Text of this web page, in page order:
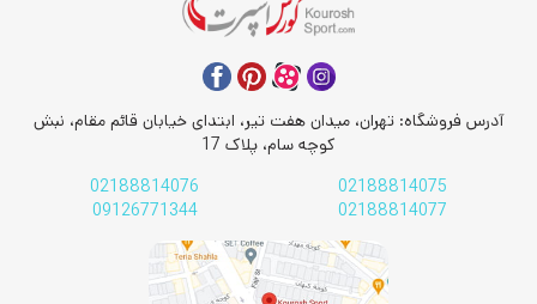
آدرس فروشگاه: تهران، میدان هفت تیر، ابتدای خیابان قائم مقام، نبش
کوچه سام، پلاک 17
02188814075
02188814076
02188814077
09126771344